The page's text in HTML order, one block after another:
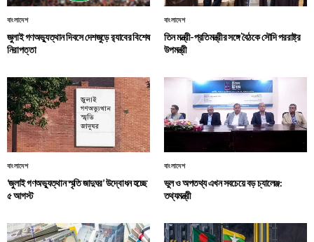
বাংলাদেশ
জুলাই গণঅভ্যুত্থান দিবসে দেশজুড়ে র‌্যাবের বিশেষ
নিরাপত্তা
বাংলাদেশ
তিন মন্ত্রী-প্রতিমন্ত্রীর সঙ্গে বৈঠকে সৌদি পররাষ্ট্র
উপমন্ত্রী
বাংলাদেশ
‘জুলাই গণঅভ্যুত্থান স্মৃতি জাদুঘর’ উদ্বোধন হচ্ছে
৫ আগস্ট
বাংলাদেশ
ভুল ও অপতথ্য এখন সবচেয়ে বড় চ্যালেঞ্জ:
তথ্যমন্ত্রী